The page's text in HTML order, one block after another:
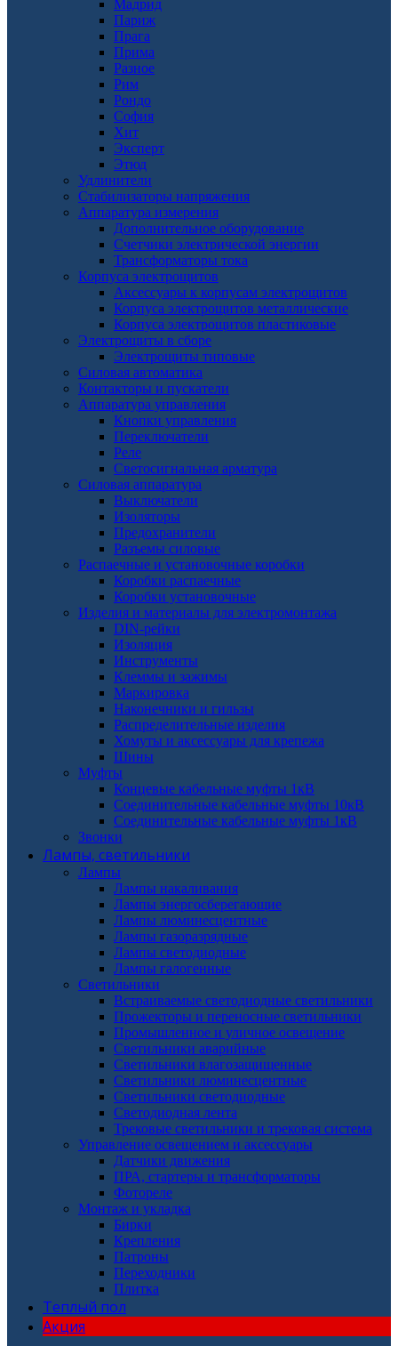
Мадрид
Париж
Прага
Прима
Разное
Рим
Рондо
София
Хит
Эксперт
Этюд
Удлинители
Стабилизаторы напряжения
Аппаратура измерения
Дополнительное оборудование
Счетчики электрической энергии
Трансформаторы тока
Корпуса электрощитов
Аксессуары к корпусам электрощитов
Корпуса электрощитов металлические
Корпуса электрощитов пластиковые
Электрощиты в сборе
Электрощиты типовые
Силовая автоматика
Контакторы и пускатели
Аппаратура управления
Кнопки управления
Переключатели
Реле
Светосигнальная арматура
Силовая аппаратура
Выключатели
Изоляторы
Предохранители
Разъемы силовые
Распаечные и установочные коробки
Коробки распаечные
Коробки установочные
Изделия и материалы для электромонтажа
DIN-рейки
Изоляция
Инструменты
Клеммы и зажимы
Маркировка
Наконечники и гильзы
Распределительные изделия
Хомуты и аксессуары для крепежа
Шины
Муфты
Концевые кабельные муфты 1кВ
Соединительные кабельные муфты 10кВ
Соединительные кабельные муфты 1кВ
Звонки
Лампы, светильники
Лампы
Лампы накаливания
Лампы энергосберегающие
Лампы люминесцентные
Лампы газоразрядные
Лампы светодиодные
Лампы галогенные
Светильники
Встраиваемые светодиодные светильники
Прожекторы и переносные светильники
Промышленное и уличное освещение
Светильники аварийные
Светильники влагозащищенные
Светильники люминесцентные
Светильники светодиодные
Светодиодная лента
Трековые светильники и трековая система
Управление освещением и аксессуары
Датчики движения
ПРА, стартеры и трансформаторы
Фотореле
Монтаж и укладка
Бирки
Крепления
Патроны
Переходники
Плитка
Теплый пол
Акция